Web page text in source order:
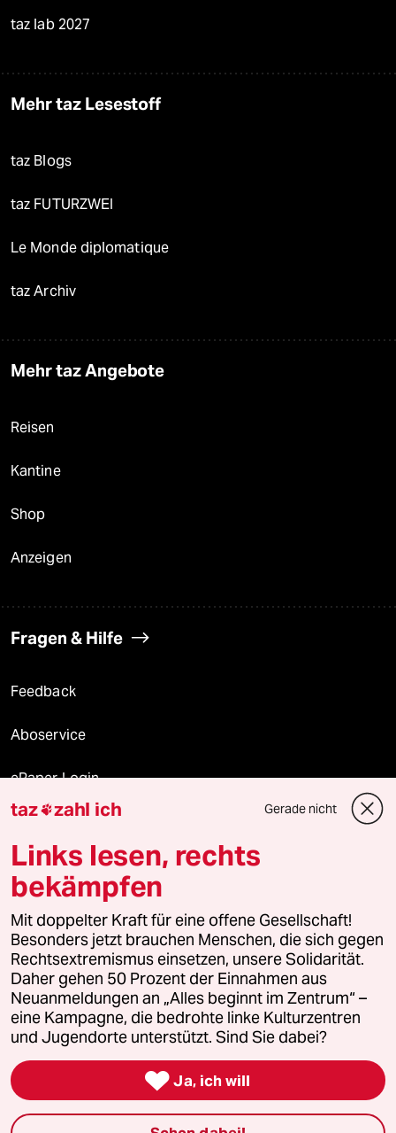
taz lab 2027
Mehr taz Lesestoff
taz Blogs
taz FUTURZWEI
Le Monde diplomatique
taz Archiv
Mehr taz Angebote
Reisen
Kantine
Shop
Anzeigen
Fragen & Hilfe
Feedback
Aboservice
ePaper Login
Downloads für Abonnierende
© 2026 taz Verlags und Vertriebs GmbH
Alle Rechte vorbehalten. Bei rechtlichen Fragen oder für Genehmigungen
wenden Sie sich bitte an lizenzen@taz.de
Feedback Redaktionsstatut Kommune-Richtlinien
Leitlinie Informant Datenschutz Impressum AGB
Seitenwende Einwilligungen widerrufen (Ads)
taz zahl ich Gerade nicht
Links lesen, rechts
bekämpfen
Mit doppelter Kraft für eine offene Gesellschaft!
Besonders jetzt brauchen Menschen, die sich gegen
Rechtsextremismus einsetzen, unsere Solidarität.
Daher gehen 50 Prozent der Einnahmen aus
Neuanmeldungen an „Alles beginnt im Zentrum“ –
eine Kampagne, die bedrohte linke Kulturzentren
und Jugendorte unterstützt. Sind Sie dabei?
 Ja, ich will